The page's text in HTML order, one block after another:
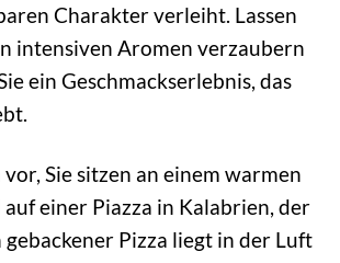
Charakter verleiht. Lassen
intensiven Aromen verzaubern
ein Geschmackserlebnis, das
vor, Sie sitzen an einem warmen
einer Piazza in Kalabrien, der
Pizza liegt in der Luft